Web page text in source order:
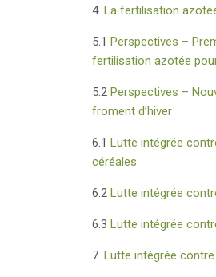
4. La fertilisation
5.1 Perspectives –
fertilisation azotée
5.2 Perspectives –
froment d’hiver
6.1 Lutte intégrée
céréales
6.2 Lutte intégrée
6.3 Lutte intégrée
7. Lutte intégrée